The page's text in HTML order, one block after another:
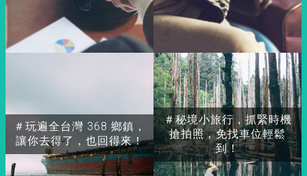
＃玩遍全台灣 368 鄉鎮，
讓你去得了，也回得來！
＃秘境小旅行，抓緊時機
搶拍照，免找車位輕鬆
到！